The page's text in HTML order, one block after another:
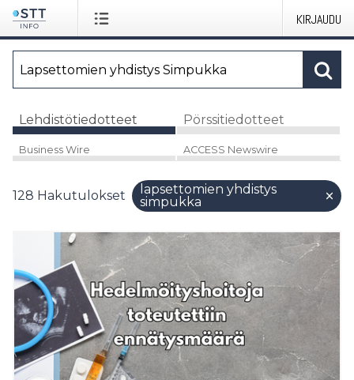
KIRJAUDU
Lehdistötiedotteet Pörssitiedotteet
Business Wire ACCESS Newswire
128 Hakutulokset
lapsettomien yhdistys
simpukka